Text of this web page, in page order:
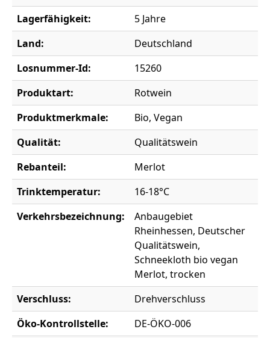
Lagerfähigkeit:
5 Jahre
Land:
Deutschland
Losnummer-Id:
15260
Produktart:
Rotwein
Produktmerkmale:
Bio, Vegan
Qualität:
Qualitätswein
Rebanteil:
Merlot
Trinktemperatur:
16-18°C
Verkehrsbezeichnung:
Anbaugebiet
Rheinhessen, Deutscher
Qualitätswein,
Schneekloth bio vegan
Merlot, trocken
Verschluss:
Drehverschluss
Öko-Kontrollstelle:
DE-ÖKO-006